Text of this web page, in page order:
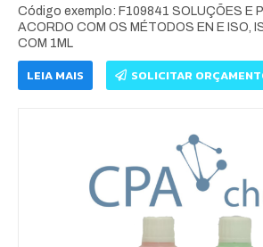
Código exemplo: F109841 SOLUÇÕES E
ACORDO COM OS MÉTODOS EN E ISO,
COM 1ML
LEIA MAIS SOLICITAR